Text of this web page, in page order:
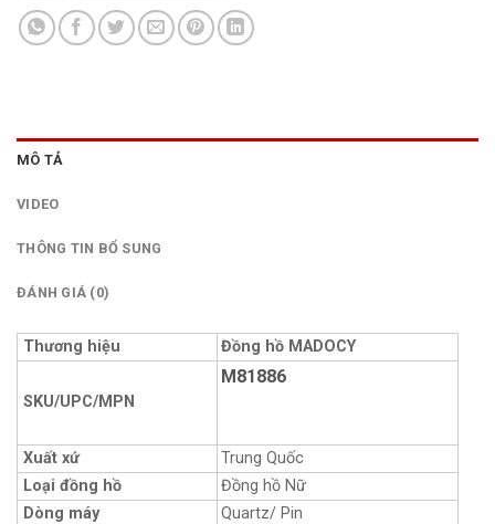
MÔ TẢ
VIDEO
THÔNG TIN BỔ SUNG
ĐÁNH GIÁ (0)
Thương hiệu Đồng hồ MADOCY
SKU/UPC/MPN
M81886
Xuất xứ
Trung Quốc
Loại đồng hồ
Đồng hồ Nữ
Dòng máy
Quartz/ Pin